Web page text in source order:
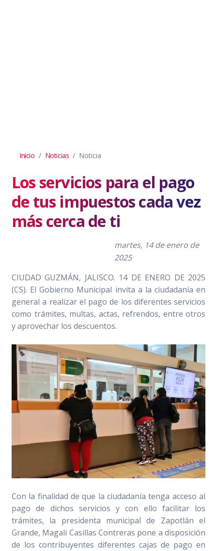
Inicio Noticias Noticia
Los servicios para el pago
de tus impuestos cada vez
más cerca de ti
martes, 14 de enero de
2025
CIUDAD GUZMÁN, JALISCO. 14 DE ENERO DE 2025
(CS). El Gobierno Municipal invita a la ciudadanía en
general a realizar el pago de los diferentes servicios
como trámites, multas, actas, refrendos, entre otros
y aprovechar los descuentos.
Con la finalidad de que la ciudadanía tenga acceso al
pago de dichos servicios y con ello facilitar los
trámites, la presidenta municipal de Zapotlán el
Grande, Magali Casillas Contreras pone a disposición
de los contribuyentes diferentes cajas de pago en